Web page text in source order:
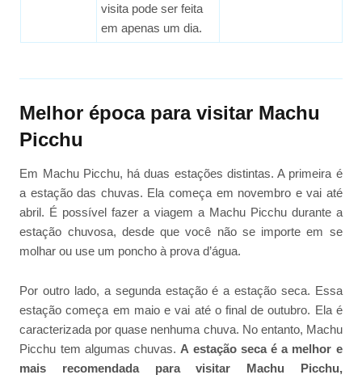
visita pode ser feita
em apenas um dia.
Melhor época para visitar Machu
Picchu
Em Machu Picchu, há duas estações distintas. A primeira é
a estação das chuvas. Ela começa em novembro e vai até
abril. É possível fazer a viagem a Machu Picchu durante a
estação chuvosa, desde que você não se importe em se
molhar ou use um poncho à prova d’água.
Por outro lado, a segunda estação é a estação seca. Essa
estação começa em maio e vai até o final de outubro. Ela é
caracterizada por quase nenhuma chuva. No entanto, Machu
Picchu tem algumas chuvas. A estação seca é a melhor e
mais recomendada para visitar Machu Picchu,